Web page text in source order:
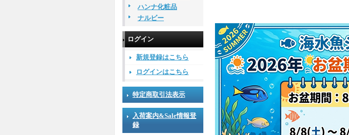
ハンナ化粧品
ナルビー
ログイン
新規登録はこちら
ログインはこちら
特定商取引法表示
入荷案内&Sale情報登
録